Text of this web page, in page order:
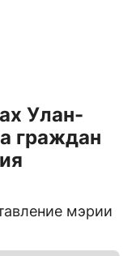
Улан-
граждан
мэрии